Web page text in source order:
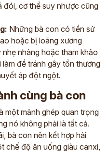
đói, cơ thể suy nhược cũng
Những bà con có tiền sử
hoặc bị loãng xương
nhàng hoặc tham khảo
để tránh gây tổn thương
áp đột ngột.
cùng bà con
một mảnh ghép quan trọng
nó không phải là tất cả.
bà con nên kết hợp hài
chế độ ăn uống giàu canxi,